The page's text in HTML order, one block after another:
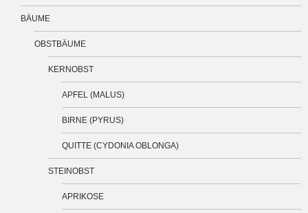
BÄUME
OBSTBÄUME
KERNOBST
APFEL (MALUS)
BIRNE (PYRUS)
QUITTE (CYDONIA OBLONGA)
STEINOBST
APRIKOSE